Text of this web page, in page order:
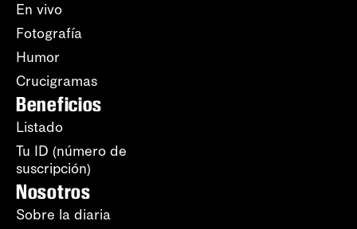
En vivo
Fotografía
Humor
Crucigramas
Beneficios
Listado
Tu ID (número de
suscripción)
Nosotros
Sobre la diaria